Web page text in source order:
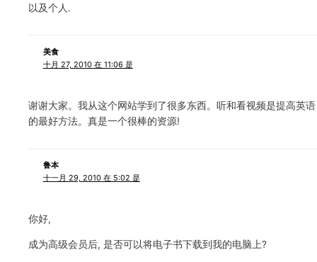
以及个人.
美食
十月 27, 2010 在 11:06 是
谢谢大家。我从这个网站学到了很多东西。听和看视频是提高英语
的最好方法。真是一个很棒的资源!
鲁本
十一月 29, 2010 在 5:02 是
你好,
成为高级会员后, 是否可以将电子书下载到我的电脑上?